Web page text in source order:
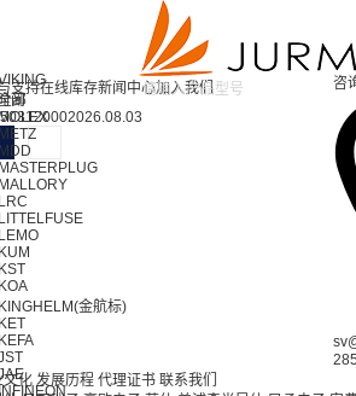
支持在线库存新闻中心加入我们
咨
部
MASTERPLUG
MALLORY
LRC
LITTELFUSE
LEMO
KUM
KST
KOA
KINGHELM(金航标)
KET
KEFA
间
120002026.08.03
文化 发展历程 代理证书 联系我们